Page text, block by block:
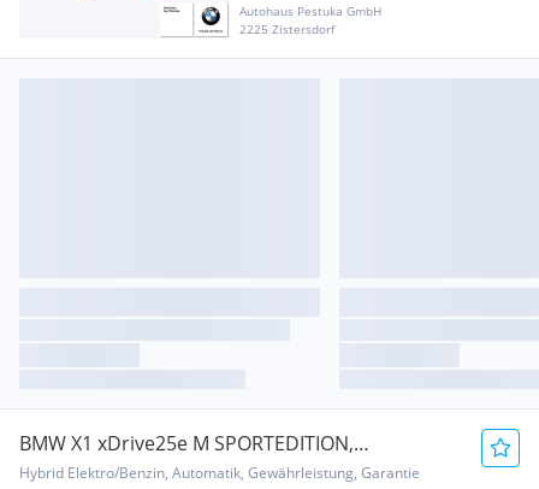
Autohaus Pestuka GmbH
2225 Zistersdorf
BMW X1 xDrive25e M SPORTEDITION,
PREMIUMPAKET
Hybrid Elektro/Benzin, Automatik, Gewährleistung, Garantie